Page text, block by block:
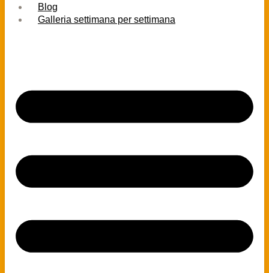
Blog
Galleria settimana per settimana